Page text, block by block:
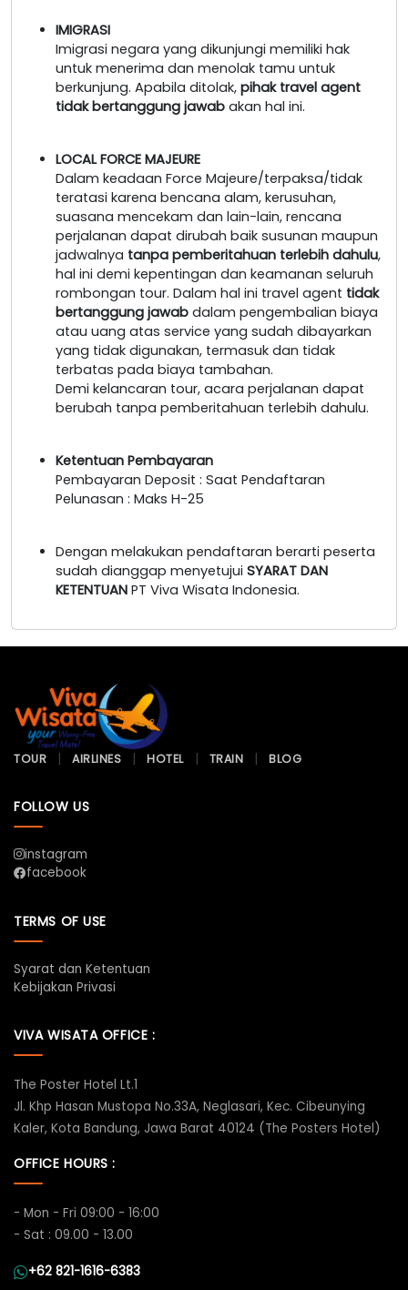
IMIGRASI
Imigrasi negara yang dikunjungi memiliki hak
untuk menerima dan menolak tamu untuk
berkunjung. Apabila ditolak, pihak travel agent
tidak bertanggung jawab akan hal ini.
LOCAL FORCE MAJEURE
Dalam keadaan Force Majeure/terpaksa/tidak
teratasi karena bencana alam, kerusuhan,
suasana mencekam dan lain-lain, rencana
perjalanan dapat dirubah baik susunan maupun
jadwalnya tanpa pemberitahuan terlebih dahulu,
hal ini demi kepentingan dan keamanan seluruh
rombongan tour. Dalam hal ini travel agent tidak
bertanggung jawab dalam pengembalian biaya
atau uang atas service yang sudah dibayarkan
yang tidak digunakan, termasuk dan tidak
terbatas pada biaya tambahan.
Demi kelancaran tour, acara perjalanan dapat
berubah tanpa pemberitahuan terlebih dahulu.
Ketentuan Pembayaran
Pembayaran Deposit : Saat Pendaftaran
Pelunasan : Maks H-25
Dengan melakukan pendaftaran berarti peserta
sudah dianggap menyetujui SYARAT DAN
KETENTUAN PT Viva Wisata Indonesia.
TOUR AIRLINES HOTEL TRAIN BLOG
FOLLOW US
instagram
facebook
TERMS OF USE
Syarat dan Ketentuan
Kebijakan Privasi
VIVA WISATA OFFICE :
The Poster Hotel Lt.1
Jl. Khp Hasan Mustopa No.33A, Neglasari, Kec. Cibeunying
Kaler, Kota Bandung, Jawa Barat 40124 (The Posters Hotel)
OFFICE HOURS :
- Mon - Fri 09:00 - 16:00
- Sat : 09.00 - 13.00
+62 821-1616-6383